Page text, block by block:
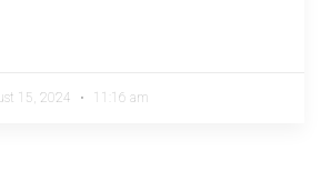
15, 2024 11:16 am